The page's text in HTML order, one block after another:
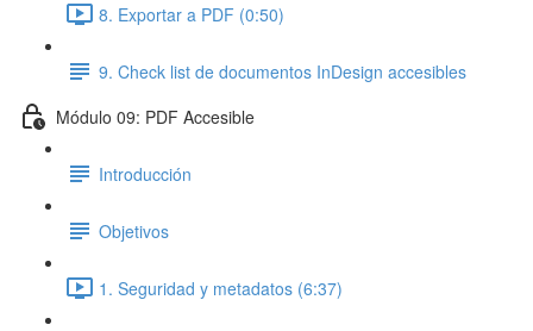
8. Exportar a PDF (0:50)
9. Check list de documentos InDesign accesibles
Módulo 09: PDF Accesible
Introducción
Objetivos
1. Seguridad y metadatos (6:37)